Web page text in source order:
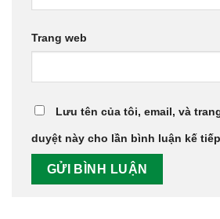
Trang web
Lưu tên của tôi, email, và
duyệt này cho lần bình luận kế